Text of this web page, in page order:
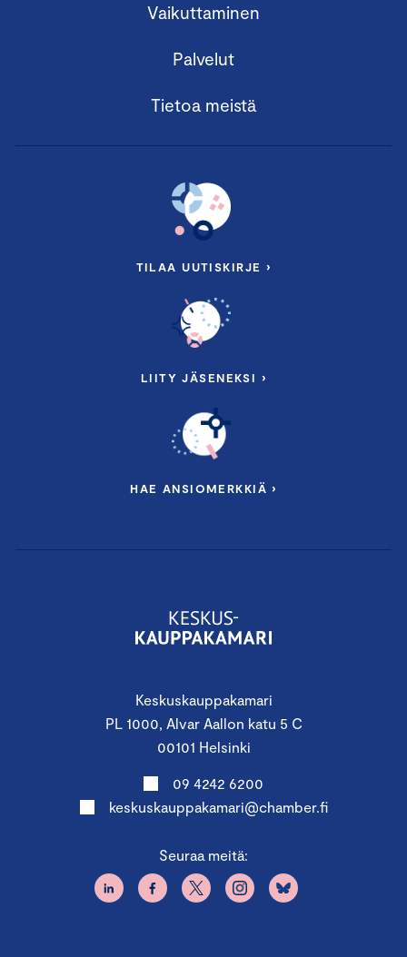
Keskuskauppakamari
PL 1000, Alvar Aallon katu 5 C
00101 Helsinki
09 4242 6200
keskuskauppakamari@chamber.fi
Seuraa meitä:
Vaikuttaminen
Palvelut
Tietoa meistä
TILAA UUTISKIRJE ›
LIITY JÄSENEKSI ›
HAE ANSIOMERKKIÄ ›